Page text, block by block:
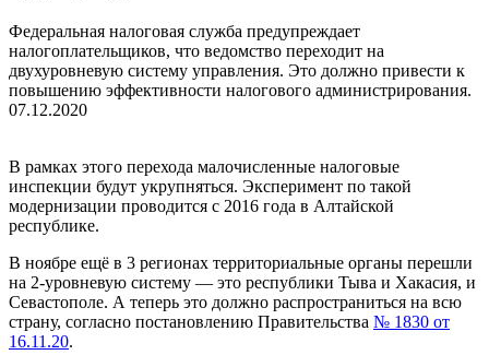
Федеральная налоговая служба предупреждает
налогоплательщиков, что ведомство переходит на
двухуровневую систему управления. Это должно привести к
повышению эффективности налогового администрирования.
07.12.2020
В рамках этого перехода малочисленные налоговые
инспекции будут укрупняться. Эксперимент по такой
модернизации проводится с 2016 года в Алтайской
республике.
В ноябре ещё в 3 регионах территориальные органы перешли
на 2-уровневую систему — это республики Тыва и Хакасия, и
Севастополе. А теперь это должно распространиться на всю
страну, согласно постановлению Правительства № 1830 от
16.11.20.